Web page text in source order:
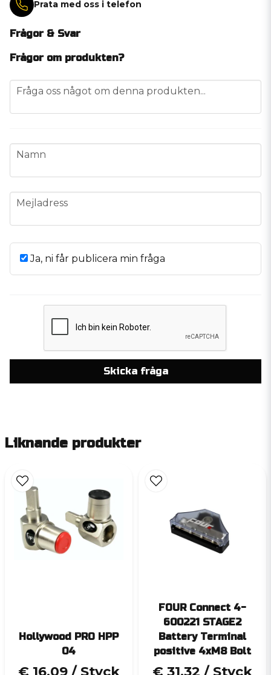
Prata med oss i telefon
Frågor & Svar
Frågor om produkten?
question
Fråga oss något om denna produkten...
name
Namn
email
Mejladress
Ja, ni får publicera min fråga
Skicka fråga
Liknande produkter
Hollywood PRO HPP
04
€ 16,09 / Styck
FOUR Connect 4-
600221 STAGE2
Battery Terminal
positive 4xM8 Bolt
€ 31,32 / Styck